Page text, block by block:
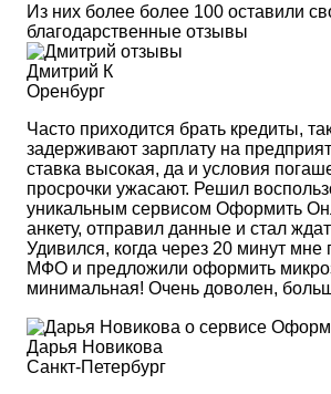
Из них более более 100 оставили
благодарственные отзывы
Дмитрий К
Оренбург
Часто приходится брать кредиты,
задерживают зарплату на
ставка высокая, да и условия
просрочки ужасают. Решил
уникальным сервисом Оформить
анкету, отправил данные и стал
Удивился, когда через 20 минут мне
МФО и предложили оформить
минимальная! Очень доволен,
Дарья Новикова
Санкт-Петербург